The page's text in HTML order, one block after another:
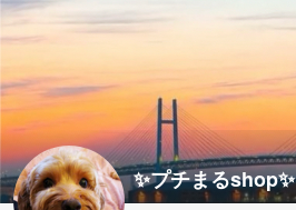
✨プチまるshop✨